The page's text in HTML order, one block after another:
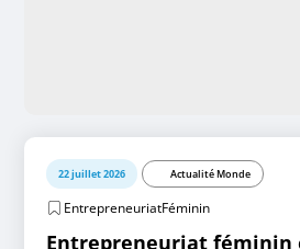
22 juillet 2026 Actualité Monde
EntrepreneuriatFéminin
Entrepreneuriat féminin